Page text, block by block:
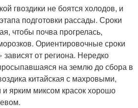
гвоздики не боятся холодов, и
подготовки рассады. Сроки
чтобы почва прогрелась,
Ориентировочные сроки
от региона. Нередко
на землю до сбора в
китайская с махровыми,
ярким миксом красок хорошо